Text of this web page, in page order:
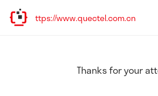
新址：https://www.quectel.com.cn
Thanks for your